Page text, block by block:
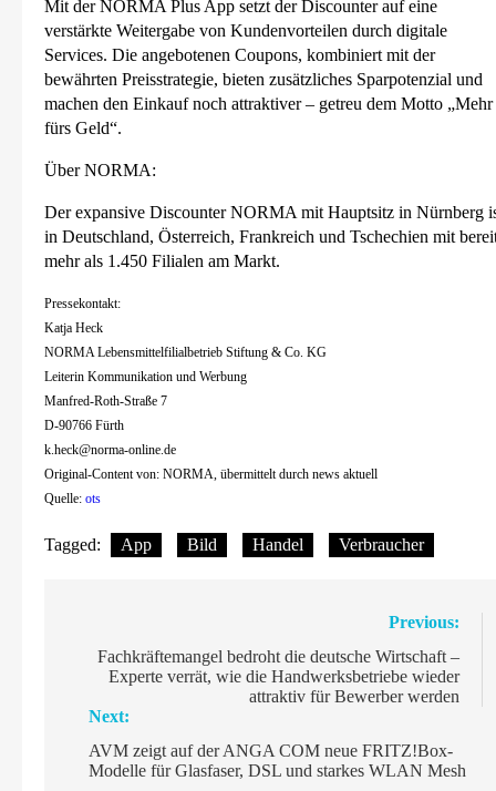
Mit der NORMA Plus App setzt der Discounter auf eine
verstärkte Weitergabe von Kundenvorteilen durch digitale
Services. Die angebotenen Coupons, kombiniert mit der
bewährten Preisstrategie, bieten zusätzliches Sparpotenzial und
machen den Einkauf noch attraktiver – getreu dem Motto „Mehr
fürs Geld“.
Über NORMA:
Der expansive Discounter NORMA mit Hauptsitz in Nürnberg
in Deutschland, Österreich, Frankreich und Tschechien mit
mehr als 1.450 Filialen am Markt.
Pressekontakt:
Katja Heck
NORMA Lebensmittelfilialbetrieb Stiftung & Co. KG
Leiterin Kommunikation und Werbung
Manfred-Roth-Straße 7
D-90766 Fürth
k.heck@norma-online.de
Original-Content von: NORMA, übermittelt durch news aktuell
Quelle: ots
Tagged: App Bild Handel Verbraucher
Previous:
Fachkräftemangel bedroht die deutsche Wirtschaft –
Experte verrät, wie die Handwerksbetriebe wieder
attraktiv für Bewerber werden
Next:
AVM zeigt auf der ANGA COM neue FRITZ!Box-
Modelle für Glasfaser, DSL und starkes WLAN Mesh